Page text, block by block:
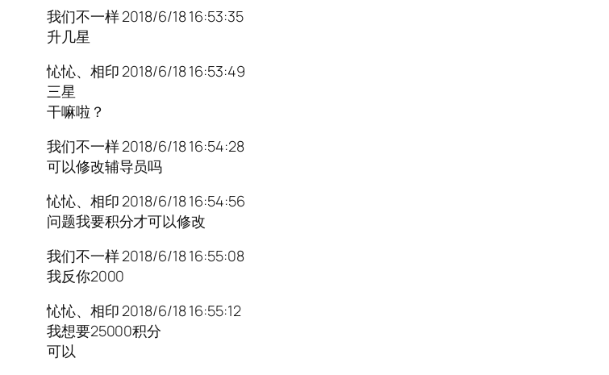
我们不一样 2018/6/18 16:53:35
升几星
㤈㤈、相印 2018/6/18 16:53:49
三星
干嘛啦？
我们不一样 2018/6/18 16:54:28
可以修改辅导员吗
㤈㤈、相印 2018/6/18 16:54:56
问题我要积分才可以修改
我们不一样 2018/6/18 16:55:08
我反你2000
㤈㤈、相印 2018/6/18 16:55:12
我想要25000积分
可以